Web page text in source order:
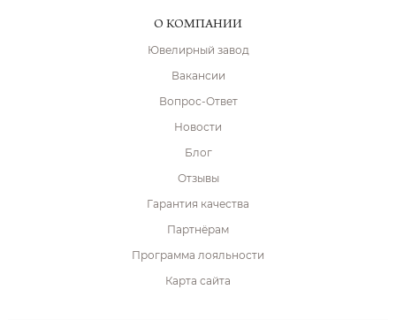
О КОМПАНИИ
Ювелирный завод
Вакансии
Вопрос-Ответ
Новости
Блог
Отзывы
Гарантия качества
Партнёрам
Программа лояльности
Карта сайта